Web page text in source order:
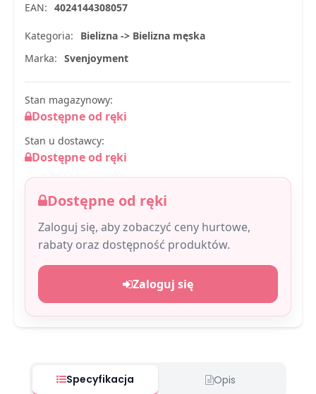
EAN: 4024144308057
Kategoria:
Bielizna -> Bielizna męska
Marka: Svenjoyment
Stan magazynowy:
Dostępne od ręki
Stan u dostawcy:
Dostępne od ręki
Dostępne od ręki
Zaloguj się, aby zobaczyć ceny hurtowe,
rabaty oraz dostępność produktów.
Zaloguj się
Specyfikacja Opis